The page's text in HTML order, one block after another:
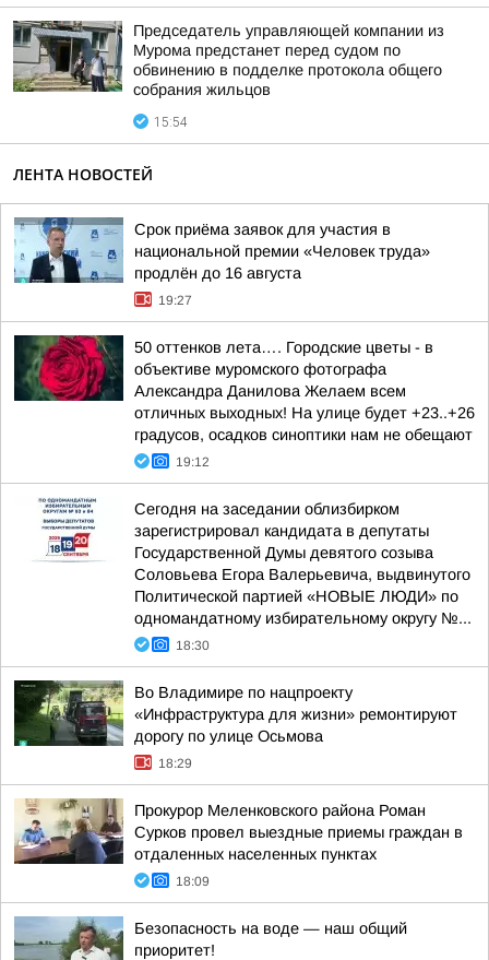
Председатель управляющей компании из
Мурома предстанет перед судом по
обвинению в подделке протокола общего
собрания жильцов
15:54
ЛЕНТА НОВОСТЕЙ
Срок приёма заявок для участия в
национальной премии «Человек труда»
продлён до 16 августа
19:27
50 оттенков лета…. Городские цветы - в
объективе муромского фотографа
Александра Данилова Желаем всем
отличных выходных! На улице будет +23..+26
градусов, осадков синоптики нам не обещают
19:12
Сегодня на заседании облизбирком
зарегистрировал кандидата в депутаты
Государственной Думы девятого созыва
Соловьева Егора Валерьевича, выдвинутого
Политической партией «НОВЫЕ ЛЮДИ» по
одномандатному избирательному округу №...
18:30
Во Владимире по нацпроекту
«Инфраструктура для жизни» ремонтируют
дорогу по улице Осьмова
18:29
Прокурор Меленковского района Роман
Сурков провел выездные приемы граждан в
отдаленных населенных пунктах
18:09
Безопасность на воде — наш общий
приоритет!